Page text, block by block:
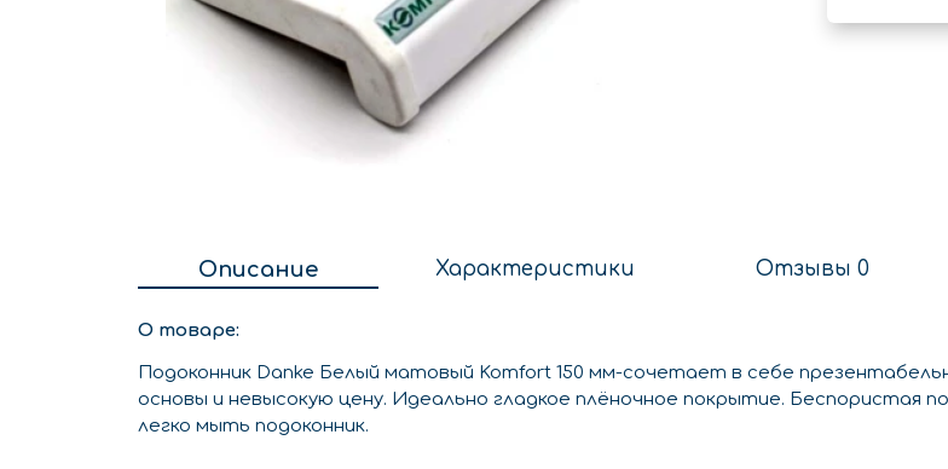
Описание Характеристики Отзывы 0
О товаре:
Подоконник Danke Белый матовый Komfort 150 мм-сочетает в себе
основы и невысокую цену. Идеально гладкое плёночное покрытие. Беспористая
легко мыть подоконник.